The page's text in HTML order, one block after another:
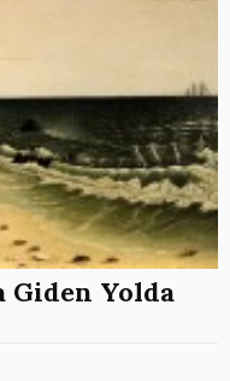
Giden Yolda